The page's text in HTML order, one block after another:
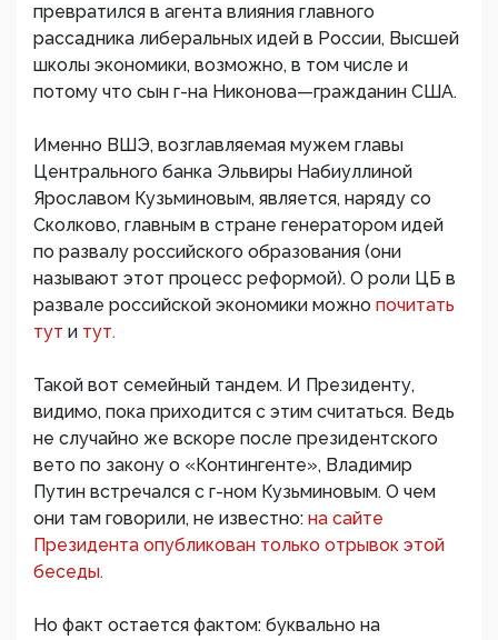
превратился в агента влияния главного
рассадника либеральных идей в России, Высшей
школы экономики, возможно, в том числе и
потому что сын г-на Никонова—гражданин США.
Именно ВШЭ, возглавляемая мужем главы
Центрального банка Эльвиры Набиуллиной
Ярославом Кузьминовым, является, наряду со
Сколково, главным в стране генератором идей
по развалу российского образования (они
называют этот процесс реформой). О роли ЦБ в
развале российской экономики можно почитать
тут и тут.
Такой вот семейный тандем. И Президенту,
видимо, пока приходится с этим считаться. Ведь
не случайно же вскоре после президентского
вето по закону о «Контингенте», Владимир
Путин встречался с г-ном Кузьминовым. О чем
они там говорили, не известно: на сайте
Президента опубликован только отрывок этой
беседы.
Но факт остается фактом: буквально на